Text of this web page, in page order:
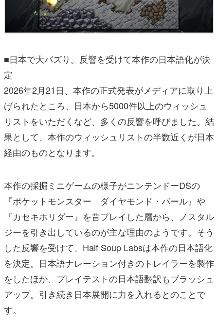
■日本で大バズり。反響を受けて本作の日本語化が決
定
2026年2月21日、本作の正式発表がメディアに取り上
げられたところ、日本から5000件以上のウィッシュ
リストをいただくなど、多くの反響を呼びました。結
果として、本作のウィッシュリストの半数近くが日本
経由のものとなります。
本作の採掘ミニゲームの様子がニンテンドーDSの
『ポケットモンスター ダイヤモンド・パール』や
『カセキホリダー』を昔プレイした層から、ノスタル
ジーを引き出しているのが主な理由のようです。そう
した反響を受けて、Half Soup Labsは本作の日本語化
を決定。日本語ナレーション付きのトレイラーを製作
をしたほか、プレイテストの日本語翻訳もブラッシュ
アップ。引き続き日本展開に力を入れるとのことで
す。